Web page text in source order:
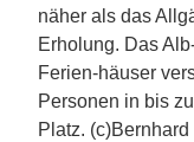
näher als das
Erholung. Das
Ferien-häuser
Personen in bis
Platz.